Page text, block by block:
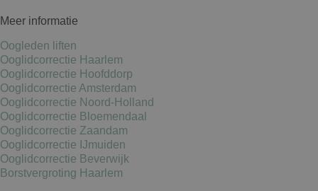
Meer informatie
Oogleden liften
Ooglidcorrectie Haarlem
Ooglidcorrectie Hoofddorp
Ooglidcorrectie Amsterdam
Ooglidcorrectie Noord-Holland
Ooglidcorrectie Bloemendaal
Ooglidcorrectie Zaandam
Ooglidcorrectie IJmuiden
Ooglidcorrectie Beverwijk
Borstvergroting Haarlem